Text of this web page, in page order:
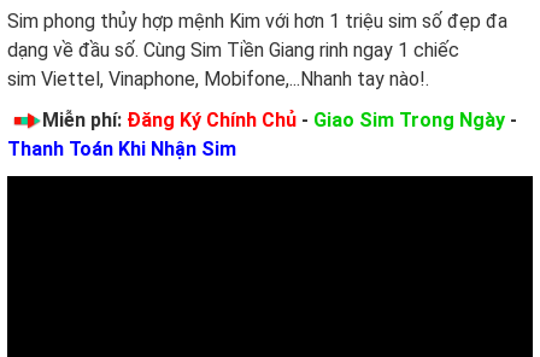
Sim phong thủy hợp mệnh Kim với hơn 1 triệu sim số đẹp đa
dạng về đầu số. Cùng Sim Tiền Giang rinh ngay 1 chiếc
sim Viettel, Vinaphone, Mobifone,...Nhanh tay nào!.
Miễn phí: Đăng Ký Chính Chủ - Giao Sim Trong Ngày -
Thanh Toán Khi Nhận Sim